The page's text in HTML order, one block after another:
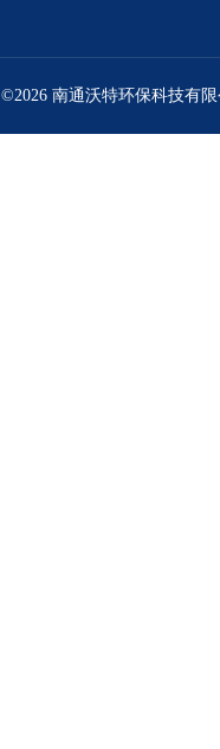
©2026 南通沃特环保科技有